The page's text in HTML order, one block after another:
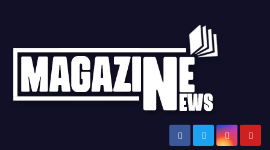
Ειδήσεις και νέα από την Ελλάδα και από όλο τον κόσμο